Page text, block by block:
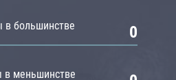
большинстве 0
меньшинстве